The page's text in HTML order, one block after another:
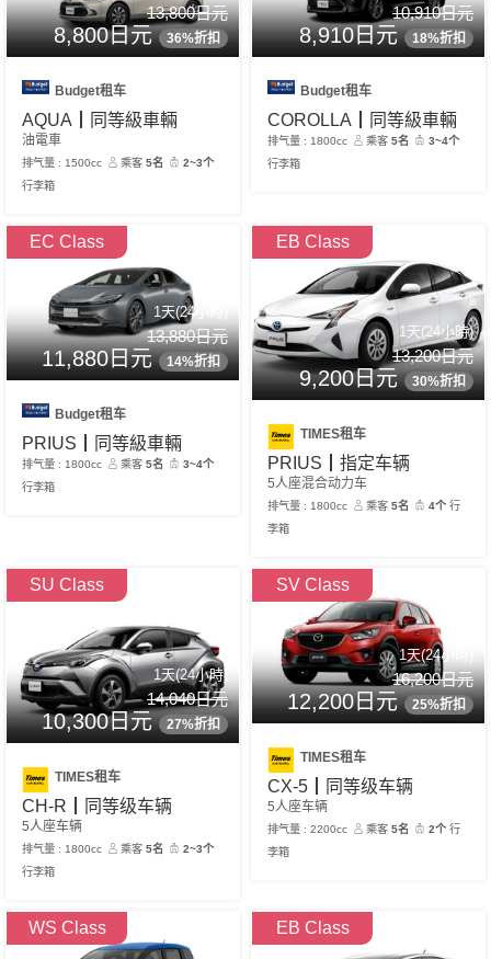
13,800日元
8,800日元 36%折扣
Budget租车
AQUA┃同等級車輛
油電車
排气量 : 1500cc 乘客5名
2~3个
行李箱
10,910日元
8,910日元 18%折扣
Budget租车
COROLLA┃同等級車輛
排气量 : 1800cc 乘客5名
3~4个
行李箱
EC Class
1天(24小時)
13,880日元
11,880日元 14%折扣
Budget租车
PRIUS┃同等級車輛
排气量 : 1800cc 乘客5名
3~4个
行李箱
EB Class
1天(24小時)
13,200日元
9,200日元 30%折扣
TIMES租车
PRIUS┃指定车辆
5人座混合动力车
排气量 : 1800cc 乘客5名 4个行
李箱
SU Class
1天(24小時)
14,040日元
10,300日元 27%折扣
TIMES租车
CH-R┃同等级车辆
5人座车辆
排气量 : 1800cc 乘客5名
2~3个
行李箱
SV Class
1天(24小時)
16,200日元
12,200日元 25%折扣
TIMES租车
CX-5┃同等级车辆
5人座车辆
排气量 : 2200cc 乘客5名 2个行
李箱
WS Class EB Class